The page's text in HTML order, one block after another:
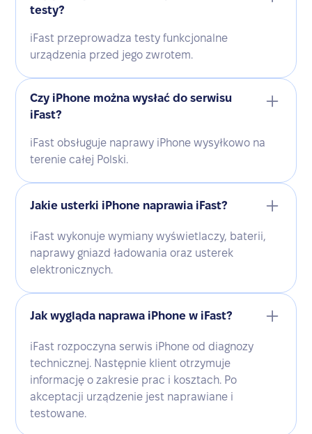
testy?
iFast przeprowadza testy funkcjonalne
urządzenia przed jego zwrotem.
Czy iPhone można wysłać do serwisu
iFast?
iFast obsługuje naprawy iPhone wysyłkowo na
terenie całej Polski.
Jakie usterki iPhone naprawia iFast?
iFast wykonuje wymiany wyświetlaczy, baterii,
naprawy gniazd ładowania oraz usterek
elektronicznych.
Jak wygląda naprawa iPhone w iFast?
iFast rozpoczyna serwis iPhone od diagnozy
technicznej. Następnie klient otrzymuje
informację o zakresie prac i kosztach. Po
akceptacji urządzenie jest naprawiane i
testowane.